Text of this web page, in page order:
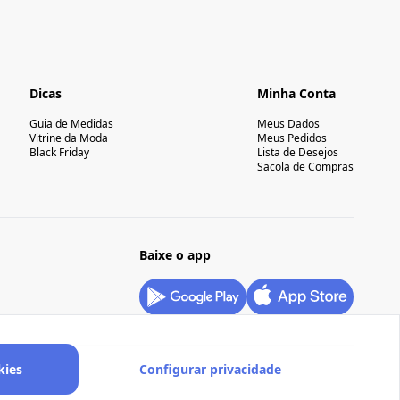
Dicas
Guia de Medidas
Vitrine da Moda
Black Friday
Minha Conta
Meus Dados
Meus Pedidos
Lista de Desejos
Sacola de Compras
Baixe o app
Configurar privacidade